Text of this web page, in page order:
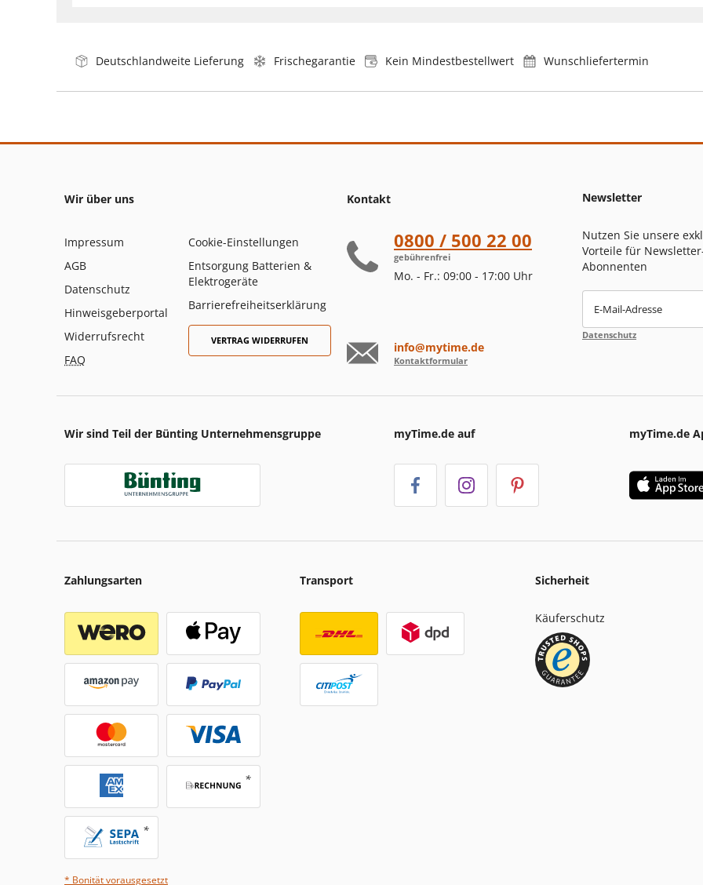
Deutschlandweite Lieferung Frischegarantie Kein Mindestbestellwert Wunschliefertermin
Wir über uns
Impressum
AGB
Datenschutz
Hinweisgeberportal
Widerrufsrecht
FAQ
Cookie-Einstellungen
Entsorgung Batterien &
Elektrogeräte
Barrierefreiheitserklärung
VERTRAG WIDERRUFEN
Kontakt
0800 / 500 22 00
gebührenfrei
Mo. - Fr.: 09:00 - 17:00 Uhr
info@mytime.de
Kontaktformular
Newsletter
Nutzen Sie unsere
Vorteile für
Abonnenten
E-Mail-Adresse
Datenschutz
Wir sind Teil der Bünting Unternehmensgruppe myTime.de auf myTime.de
Zahlungsarten
* Bonität vorausgesetzt
Transport Sicherheit
Käuferschutz